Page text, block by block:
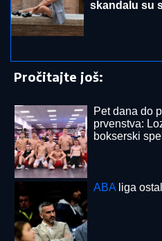
"POVRATAK KORENIMA"
kraj, a evo u kakvom
Vladom! Jedna stvar je BAŠ
"TO MU JE
SVADBU"
preti:"Nisam
kiflice"
"SRAMOTA
javno udario
prestane"